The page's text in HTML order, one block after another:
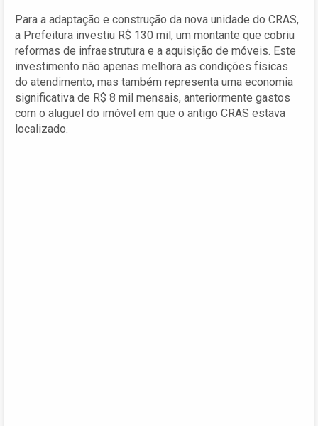
Para a adaptação e construção da nova unidade do CRAS,
a Prefeitura investiu R$ 130 mil, um montante que cobriu
reformas de infraestrutura e a aquisição de móveis. Este
investimento não apenas melhora as condições físicas
do atendimento, mas também representa uma economia
significativa de R$ 8 mil mensais, anteriormente gastos
com o aluguel do imóvel em que o antigo CRAS estava
localizado.